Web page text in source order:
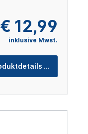
€ 12,99
inklusive Mwst.
Produktdetails